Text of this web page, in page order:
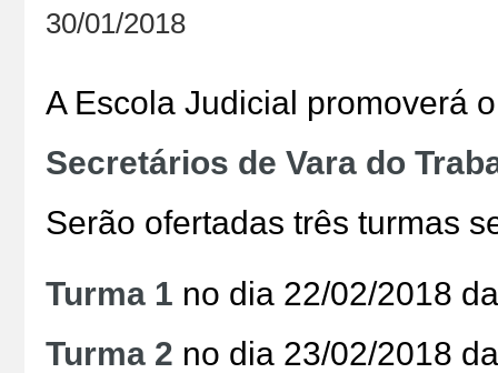
30/01/2018
A Escola Judicial promoverá
Secretários de Vara do
Serão ofertadas três turmas
Turma 1 no dia 22/02/2018
Turma 2 no dia 23/02/2018